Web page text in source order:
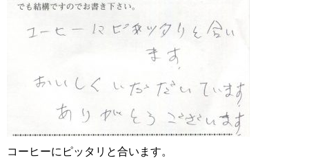
コーヒーにピッタリと合います。